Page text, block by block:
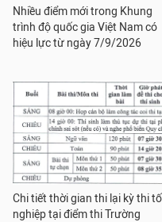
Nhiều điểm mới trong Khung
trình độ quốc gia Việt Nam có
hiệu lực từ ngày 7/9/2026
Chi tiết thời gian thi lại kỳ thi
nghiệp tại điểm thi Trường